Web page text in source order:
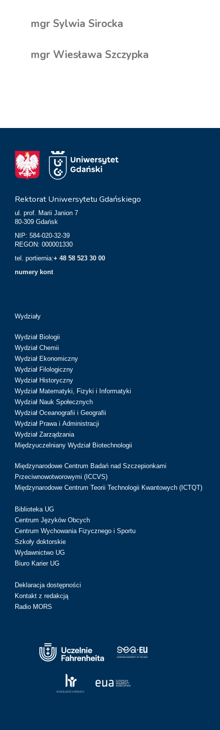
mgr Sylwia Sirocka
mgr Wiesława Szczypka
Rektorat Uniwersytetu Gdańskiego
ul. prof. Marii Janion 7
80-309 Gdańsk
NIP: 584-020-32-39
REGON: 000001330
tel. portiernia:+ 48 58 523 30 00
numery kont
Wydziały
Wydział Biologii
Wydział Chemii
Wydział Ekonomiczny
Wydział Filologiczny
Wydział Historyczny
Wydział Matematyki, Fizyki i Informatyki
Wydział Nauk Społecznych
Wydział Oceanografii i Geografii
Wydział Prawa i Administracji
Wydział Zarządzania
Międzyuczelniany Wydział Biotechnologii
Międzynarodowe Centrum Badań nad Szczepionkami
Przeciwnowotworowymi (ICCVS)
Międzynarodowe Centrum Teorii Technologii Kwantowych (ICTQT)
Biblioteka UG
Centrum Języków Obcych
Centrum Wychowania Fizycznego i Sportu
Szkoły doktorskie
Wydawnictwo UG
Biuro Karier UG
Deklaracja dostępności
Kontakt z redakcją
Radio MORS